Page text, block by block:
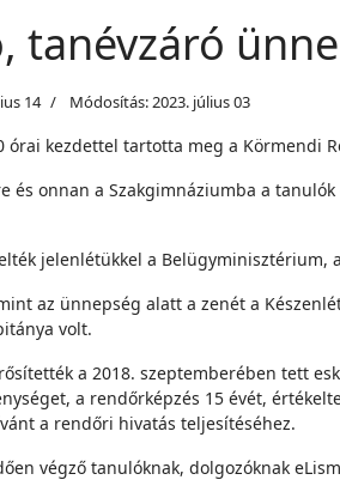
tanévzáró
14 Módosítás: 2023. július 03
órai kezdettel tartotta meg a Körmendi
és onnan a Szakgimnáziumba a
jelenlétükkel a Belügyminisztérium,
az ünnepség alatt a zenét a
volt.
a 2018. szeptemberében tett
a rendőrképzés 15 évét,
a rendőri hivatás teljesítéséhez.
végző tanulóknak, dolgozóknak